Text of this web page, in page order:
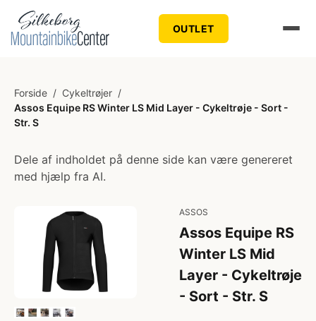
OUTLET
Forside / Cykeltrøjer /
Assos Equipe RS Winter LS Mid Layer - Cykeltrøje - Sort -
Str. S
Dele af indholdet på denne side kan være genereret
med hjælp fra AI.
ASSOS
Assos Equipe RS
Winter LS Mid
Layer - Cykeltrøje
- Sort - Str. S